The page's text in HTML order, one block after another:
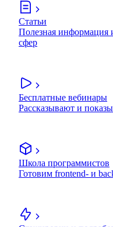
Статьи
Полезная информация
сфер
Бесплатные вебинары
Рассказывают и
Школа программистов
Готовим frontend- и